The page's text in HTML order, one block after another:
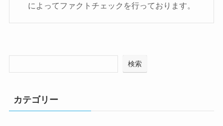
によってファクトチェックを行っております。
検索
カテゴリー